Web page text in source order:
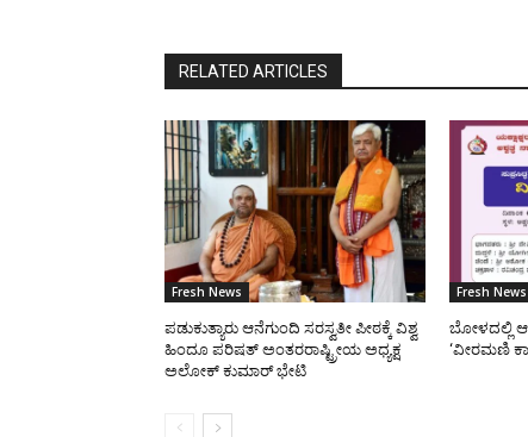
RELATED ARTICLES
Fresh News
ಪಡುಕುತ್ಯಾರು ಆನೆಗುಂದಿ ಸರಸ್ವತೀ ಪೀಠಕ್ಕೆ ವಿಶ್ವ
ಹಿಂದೂ ಪರಿಷತ್ ಅಂತರರಾಷ್ಟ್ರೀಯ ಅಧ್ಯಕ್ಷ
ಅಲೋಕ್ ಕುಮಾರ್ ಭೇಟಿ
Fresh News
ಬೋಳದಲ್ಲಿ
‘ವೀರಮಣಿ